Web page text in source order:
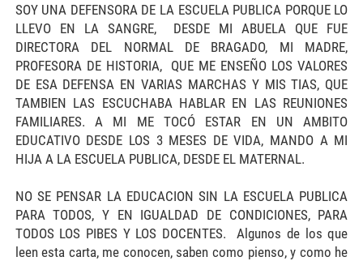
SOY UNA DEFENSORA DE LA ESCUELA PUBLICA PORQUE LO
LLEVO EN LA SANGRE, DESDE MI ABUELA QUE FUE
DIRECTORA DEL NORMAL DE BRAGADO, MI MADRE,
PROFESORA DE HISTORIA, QUE ME ENSEÑO LOS VALORES
DE ESA DEFENSA EN VARIAS MARCHAS Y MIS TIAS, QUE
TAMBIEN LAS ESCUCHABA HABLAR EN LAS REUNIONES
FAMILIARES. A MI ME TOCÓ ESTAR EN UN AMBITO
EDUCATIVO DESDE LOS 3 MESES DE VIDA, MANDO A MI
HIJA A LA ESCUELA PUBLICA, DESDE EL MATERNAL.
NO SE PENSAR LA EDUCACION SIN LA ESCUELA PUBLICA
PARA TODOS, Y EN IGUALDAD DE CONDICIONES, PARA
TODOS LOS PIBES Y LOS DOCENTES. Algunos de los que
leen esta carta, me conocen, saben como pienso, y como he